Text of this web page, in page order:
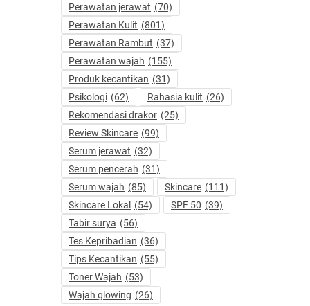
Perawatan jerawat (70)
Perawatan Kulit (801)
Perawatan Rambut (37)
Perawatan wajah (155)
Produk kecantikan (31)
Psikologi (62) Rahasia kulit (26)
Rekomendasi drakor (25)
Review Skincare (99)
Serum jerawat (32)
Serum pencerah (31)
Serum wajah (85) Skincare (111)
Skincare Lokal
(54) SPF 50 (39)
Tabir surya (56)
Tes Kepribadian (36)
Tips Kecantikan (55)
Toner Wajah (53)
Wajah glowing (26)